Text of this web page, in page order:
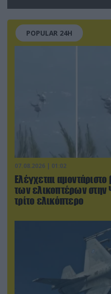
POPULAR 24H
07.08.2026 | 01:02
Ελέγχεται
των ελικοπτέρων στην
τρίτο ελικόπτερο